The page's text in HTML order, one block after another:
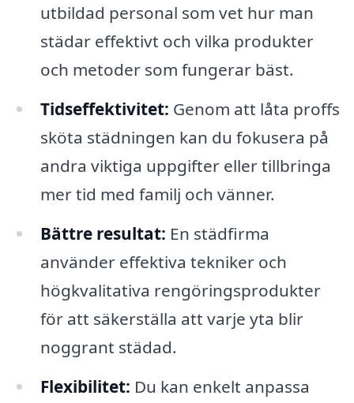
utbildad personal som vet hur man
städar effektivt och vilka produkter
och metoder som fungerar bäst.
Tidseffektivitet: Genom att låta proffs
sköta städningen kan du fokusera på
andra viktiga uppgifter eller tillbringa
mer tid med familj och vänner.
Bättre resultat: En städfirma
använder effektiva tekniker och
högkvalitativa rengöringsprodukter
för att säkerställa att varje yta blir
noggrant städad.
Flexibilitet: Du kan enkelt anpassa